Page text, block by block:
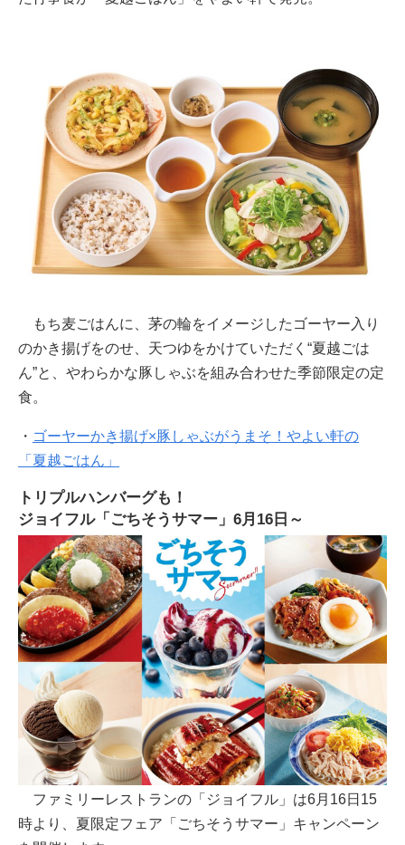
もち麦ごはんに、茅の輪をイメージしたゴーヤー入り
のかき揚げをのせ、天つゆをかけていただく“夏越ごは
ん”と、やわらかな豚しゃぶを組み合わせた季節限定の定
食。
・ ゴーヤーかき揚げ×豚しゃぶがうまそ！やよい軒の
「夏越ごはん」
トリプルハンバーグも！
ジョイフル「ごちそうサマー」6月16日～
ファミリーレストランの「ジョイフル」は6月16日15
時より、夏限定フェア「ごちそうサマー」キャンペーン